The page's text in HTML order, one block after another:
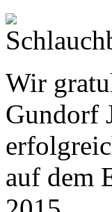
Wir
Gundorf
auf dem